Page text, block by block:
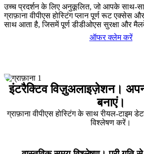
उच्च प्रदर्शन के लिए अनुकूलित, जो आपके साथ-
ग्राफ़ाना वीपीएस होस्टिंग प्लान पूर्ण रूट एक्सेस और
साथ आता है, जिसमें पूर्ण डीडीओएस सुरक्षा और
ऑफर क्लेम करें
इंटरैक्टिव विज़ुअलाइज़ेशन।
बनाएं।
ग्राफ़ाना वीपीएस होस्टिंग के साथ रीयल-टाइम
विश्लेषण करें।